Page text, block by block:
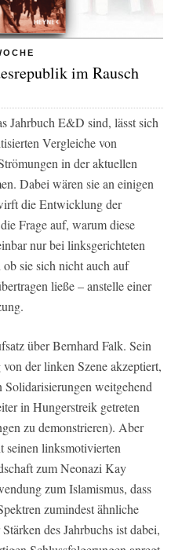
im Rausch
Jahrbuch E&D sind, lässt sich
Vergleiche von
in der aktuellen
Dabei wären sie an einigen
die Entwicklung der
Frage auf, warum diese
nur bei linksgerichteten
sie sich nicht auch auf
ließe – anstelle einer
über Bernhard Falk. Sein
der linken Szene akzeptiert,
weitgehend
in Hungerstreik getreten
zu demonstrieren). Aber
seinen linksmotivierten
zum Neonazi Kay
zum Islamismus, dass
zumindest ähnliche
des Jahrbuchs ist dabei,